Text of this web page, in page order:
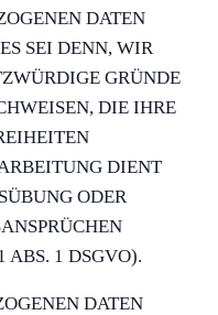
DATEN
SEI DENN, WIR
GRÜNDE
DIE IHRE
DIENT
ODER
ABS. 1 DSGVO).
DATEN